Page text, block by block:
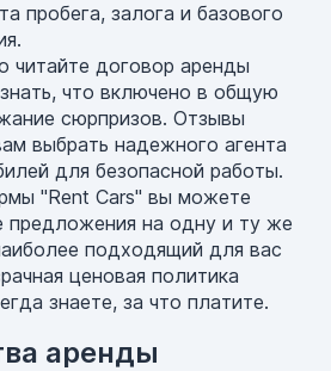
пробега, залога и базового
читайте договор аренды
что включено в общую
сюрпризов. Отзывы
выбрать надежного агента
для безопасной работы.
"Rent Cars" вы можете
предложения на одну и ту же
подходящий для вас
ценовая политика
знаете, за что платите.
аренды